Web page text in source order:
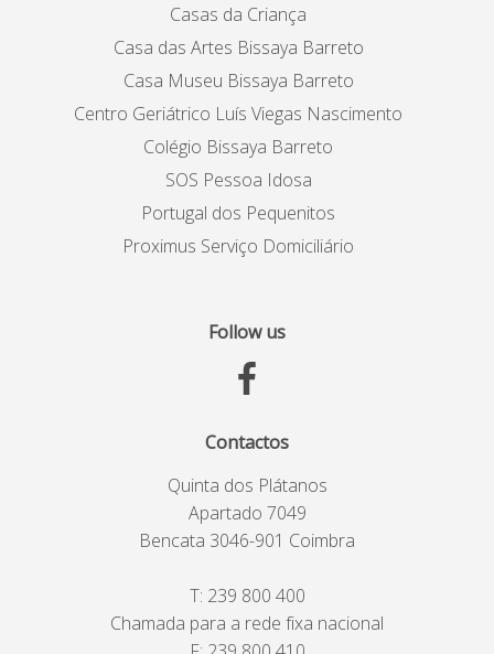
Casas da Criança
Casa das Artes Bissaya Barreto
Casa Museu Bissaya Barreto
Centro Geriátrico Luís Viegas Nascimento
Colégio Bissaya Barreto
SOS Pessoa Idosa
Portugal dos Pequenitos
Proximus Serviço Domiciliário
Follow us
Contactos
Quinta dos Plátanos
Apartado 7049
Bencata 3046-901 Coimbra
T: 239 800 400
Chamada para a rede fixa nacional